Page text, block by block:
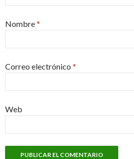
Nombre*
Correo electrónico *
Web